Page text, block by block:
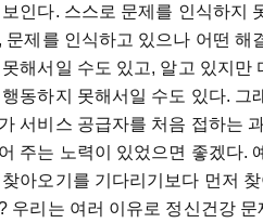
보인다. 스스로 문제를 인식하지
문제를 인식하고 있으나 어떤 해
못해서일 수도 있고, 알고 있지만
행동하지 못해서일 수도 있다. 그
서비스 공급자를 처음 접하는
주는 노력이 있었으면 좋겠다.
찾아오기를 기다리기보다 먼저
우리는 여러 이유로 정신건강 문